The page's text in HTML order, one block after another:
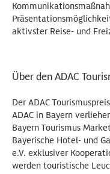
aktivster Reise- und
Über den ADAC
Der ADAC
ADAC in Bayern
Bayern Tourismus
Bayerische Hotel- und
e.V. exklusiver
werden touristische